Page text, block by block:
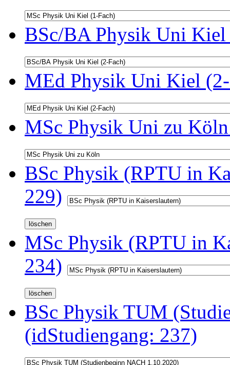
BSc/BA Physik Uni Kiel
MEd Physik Uni Kiel
MSc Physik Uni zu
BSc Physik (RPTU in
229)
MSc Physik (RPTU in
234)
BSc Physik TUM
(idStudiengang: 237)